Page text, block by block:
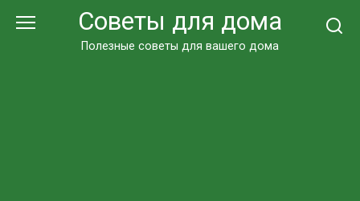
Советы для дома
Полезные советы для вашего дома